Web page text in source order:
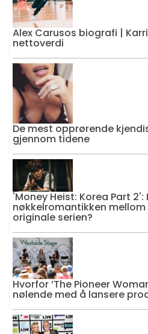
Alex Carusos biografi |
nettoverdi
De mest opprørende
gjennom tidene
'Money Heist: Korea Part 2':
nøkkelromantikken mellom
originale serien?
Hvorfor ‘The Pioneer
nølende med å lansere